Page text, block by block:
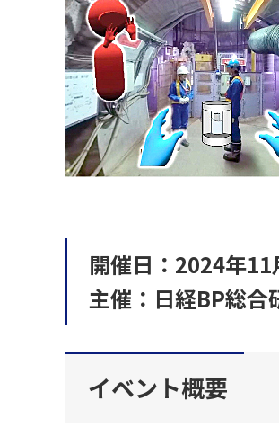
開催日：2024年11
主催：日経BP総合
イベント概要